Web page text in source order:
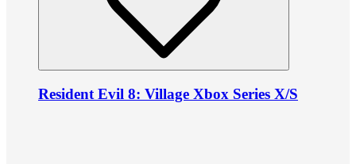
Resident Evil 8: Village Xbox Series X/S